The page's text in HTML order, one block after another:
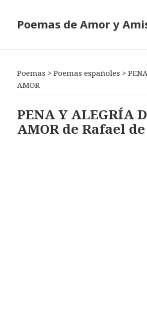
Poemas de Amor y
Poemas >Poemas españoles >
AMOR
PENA Y ALEGRÍA
AMOR de Rafael